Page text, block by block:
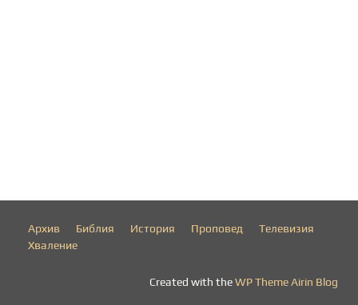
Архив Библия История Проповед
Телевизия
Хваление
Created with theWP Theme Airin Blog